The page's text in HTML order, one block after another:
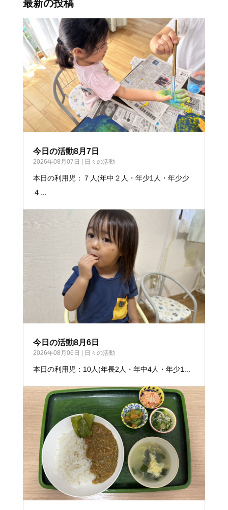
最新の投稿
今日の活動8月7日
2026年08月07日 | 日々の活動
本日の利用児：７人(年中２人・年少1人・年少少
４...
今日の活動8月6日
2026年08月06日 | 日々の活動
本日の利用児：10人(年長2人・年中4人・年少1...